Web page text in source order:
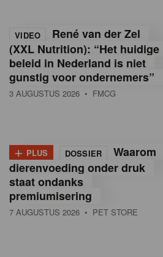
e
a
n
B
VIDEO
René van der Zel
(XXL Nutrition): “Het huidige
beleid in Nederland is niet
gunstig voor ondernemers”
3 AUGUSTUS 2026 • FMCG
+ PLUS DOSSIER
Waarom
dierenvoeding onder druk
staat ondanks
premiumisering
7 AUGUSTUS 2026 • PET STORE